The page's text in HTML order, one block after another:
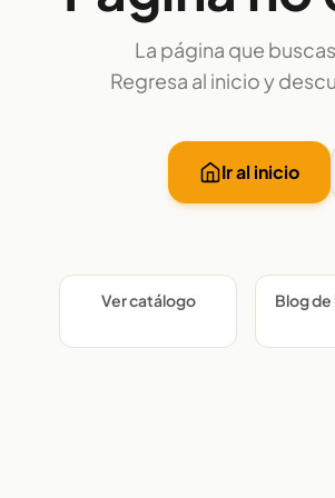
La página que
Regresa al inicio y
Ir al inicio
Ver catálogo Blog